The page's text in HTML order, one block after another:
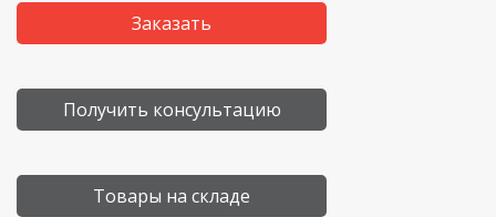
Заказать
Получить консультацию
Товары на складе